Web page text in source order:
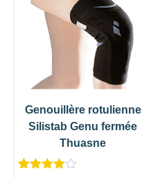
Genouillère rotulienne
Silistab Genu fermée
Thuasne